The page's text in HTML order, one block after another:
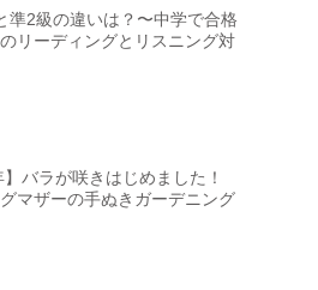
準2級の違いは？〜中学で合格
リーディングとリスニング対
】バラが咲きはじめました！
マザーの手ぬきガーデニング